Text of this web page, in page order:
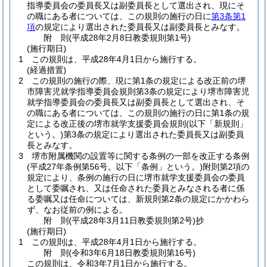
指導委員会の委員長又は副委員長として選出され、現にそ
の職にある者については、この規則の施行の日に第3条第1
項の規定により選出された委員長又は副委員長とみなす。
附 則(平成28年2月8日教委規則第1号)
(施行期日)
1
この規則は、平成28年4月1日から施行する。
(経過措置)
2
この規則の施行の際、現に第1条の規定による改正前の堺
市障害児就学指導委員会規則第3条の規定により堺市障害児
就学指導委員会の委員長又は副委員長として選出され、そ
の職にある者については、この規則の施行の日に第1条の規
定による改正後の堺市就学支援委員会規則 (以下「新規則」
という。)第3条の規定により選出された委員長又は副委員
長とみなす。
3
堺市附属機関の設置等に関する条例の一部を改正する条例
(平成27年条例第56号。以下「条例」という。)附則第2項の
規定により、条例の施行の日に堺市就学支援委員会の委員
として委嘱され、又は任命された委員とみなされる者に係
る委嘱又は任命については、新規則第2条の規定にかかわら
ず、なお従前の例による。
附 則(平成28年3月11日教委規則第2号)抄
(施行期日)
1
この規則は、平成28年4月1日から施行する。
附 則(令和3年6月18日教委規則第16号)
この規則は、令和3年7月1日から施行する。